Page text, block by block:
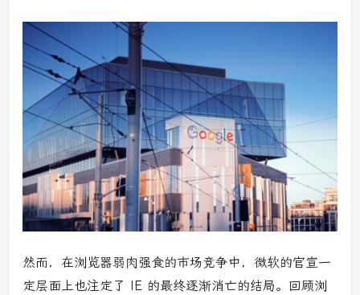
然而，在浏览器弱肉强食的市场竞争中，微软的官宣一
定层面上也注定了 IE 的最终逐渐消亡的结局。回顾浏